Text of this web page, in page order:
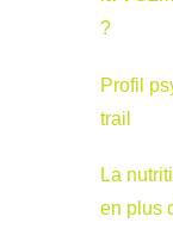
?
Profil
trail
La
en plus